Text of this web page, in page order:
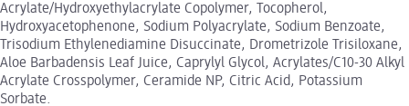
Acrylate/Hydroxyethylacrylate Copolymer, Tocopherol,
Hydroxyacetophenone, Sodium Polyacrylate, Sodium Benzoate,
Trisodium Ethylenediamine Disuccinate, Drometrizole Trisiloxane,
Aloe Barbadensis Leaf Juice, Caprylyl Glycol, Acrylates/C10-30 Alkyl
Acrylate Crosspolymer, Ceramide NP, Citric Acid, Potassium
Sorbate.